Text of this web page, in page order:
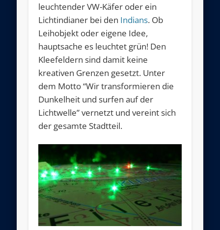
leuchtender VW-Käfer oder ein
Lichtindianer bei den Indians. Ob
Leihobjekt oder eigene Idee,
hauptsache es leuchtet grün! Den
Kleefeldern sind damit keine
kreativen Grenzen gesetzt. Unter
dem Motto “Wir transformieren die
Dunkelheit und surfen auf der
Lichtwelle” vernetzt und vereint sich
der gesamte Stadtteil.